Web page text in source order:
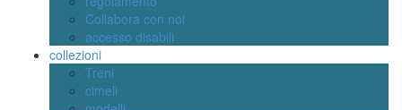
Collabora con noi
accesso disabili
collezioni
Treni
cimeli